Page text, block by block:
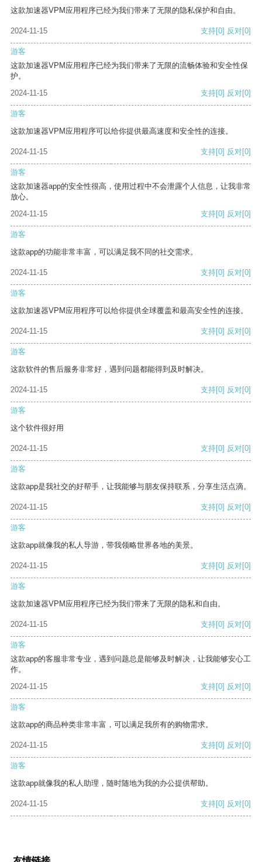
这款加速器VPM应用程序已经为我们带来了无限的隐私保护和自由。
2024-11-15 支持[0] 反对[0]
游客
这款加速器VPM应用程序已经为我们带来了无限的流畅体验和安全性保
护。
2024-11-15
支持[0] 反对[0]
游客
这款加速器VPM应用程序可以给你提供最高速度和安全性的连接。
2024-11-15 支持[0] 反对[0]
游客
这款加速器app的安全性很高，使用过程中不会泄露个人信息，让我非常
放心。
2024-11-15
支持[0] 反对[0]
游客
这款app的功能非常丰富，可以满足我不同的社交需求。
2024-11-15 支持[0] 反对[0]
游客
这款加速器VPM应用程序可以给你提供全球覆盖和最高安全性的连接。
2024-11-15 支持[0] 反对[0]
游客
这款软件的售后服务非常好，遇到问题都能得到及时解决。
2024-11-15 支持[0] 反对[0]
游客
这个软件很好用
2024-11-15 支持[0] 反对[0]
游客
这款app是我社交的好帮手，让我能够与朋友保持联系，分享生活点滴。
2024-11-15 支持[0] 反对[0]
游客
这款app就像我的私人导游，带我领略世界各地的美景。
2024-11-15 支持[0] 反对[0]
游客
这款加速器VPM应用程序已经为我们带来了无限的隐私和自由。
2024-11-15 支持[0] 反对[0]
游客
这款app的客服非常专业，遇到问题总是能够及时解决，让我能够安心工
作。
2024-11-15
支持[0] 反对[0]
游客
这款app的商品种类非常丰富，可以满足我所有的购物需求。
2024-11-15 支持[0] 反对[0]
游客
这款app就像我的私人助理，随时随地为我的办公提供帮助。
2024-11-15 支持[0] 反对[0]